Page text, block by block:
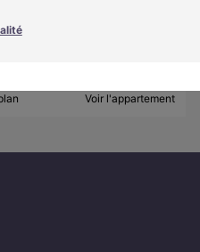
cette résidence rénovée en
de Saintes.
Voir l'appartement